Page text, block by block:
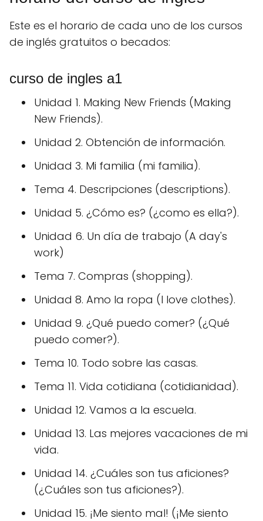
Este es el horario de cada uno de los cursos
de inglés gratuitos o becados:
curso de ingles a1
Unidad 1. Making New Friends (Making
New Friends).
Unidad 2. Obtención de información.
Unidad 3. Mi familia (mi familia).
Tema 4. Descripciones (descriptions).
Unidad 5. ¿Cómo es? (¿como es ella?).
Unidad 6. Un día de trabajo (A day's
work)
Tema 7. Compras (shopping).
Unidad 8. Amo la ropa (I love clothes).
Unidad 9. ¿Qué puedo comer? (¿Qué
puedo comer?).
Tema 10. Todo sobre las casas.
Tema 11. Vida cotidiana (cotidianidad).
Unidad 12. Vamos a la escuela.
Unidad 13. Las mejores vacaciones de mi
vida.
Unidad 14. ¿Cuáles son tus aficiones?
(¿Cuáles son tus aficiones?).
Unidad 15. ¡Me siento mal! (¡Me siento